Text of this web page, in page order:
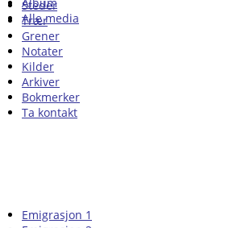
Alle media
Steder
Trær
Grener
Notater
Kilder
Arkiver
Bokmerker
Ta kontakt
Emigrasjon 1